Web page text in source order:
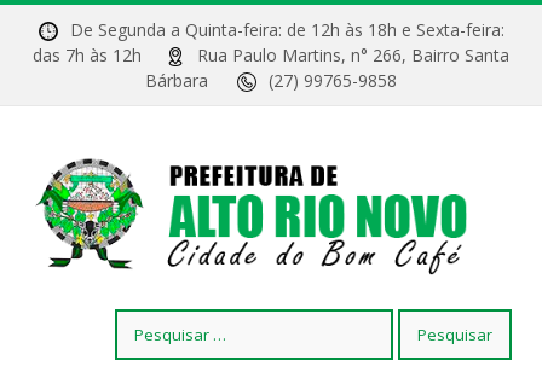
De Segunda a Quinta-feira: de 12h às 18h e Sexta-feira:
das 7h às 12h
Rua Paulo Martins, n° 266, Bairro Santa
Bárbara
(27) 99765-9858
por: